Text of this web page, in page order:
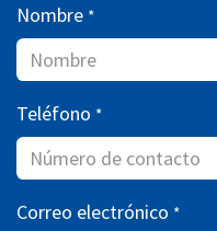
Nombre *
Teléfono *
Correo electrónico *